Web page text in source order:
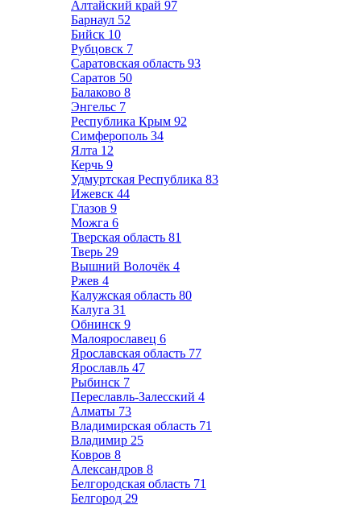
Алтайский край 97
Барнаул 52
Бийск 10
Рубцовск 7
Саратовская область 93
Саратов 50
Балаково 8
Энгельс 7
Республика Крым 92
Симферополь 34
Ялта 12
Керчь 9
Удмуртская Республика 83
Ижевск 44
Глазов 9
Можга 6
Тверская область 81
Тверь 29
Вышний Волочёк 4
Ржев 4
Калужская область 80
Калуга 31
Обнинск 9
Малоярославец 6
Ярославская область 77
Ярославль 47
Рыбинск 7
Переславль-Залесский 4
Алматы 73
Владимирская область 71
Владимир 25
Ковров 8
Александров 8
Белгородская область 71
Белгород 29